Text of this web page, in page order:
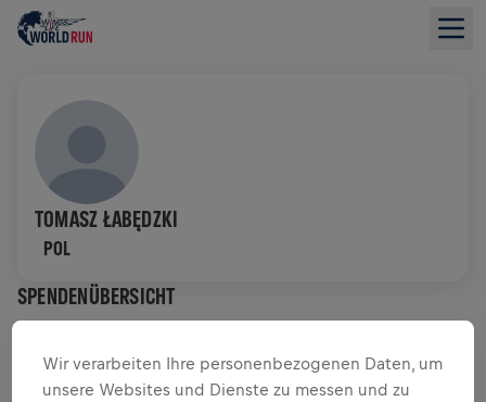
TOMASZ ŁABĘDZKI
POL
SPENDENÜBERSICHT
$ 0,00 GESAMMELT VON $ 0,00 ZIEL
Wir verarbeiten Ihre personenbezogenen Daten, um
unsere Websites und Dienste zu messen und zu